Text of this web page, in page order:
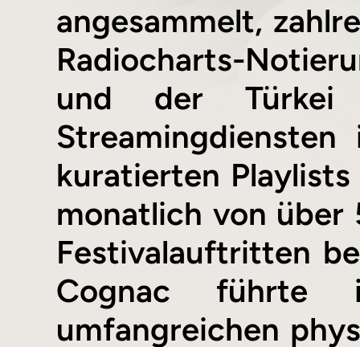
angesammelt,
Radiocharts-
und der
kuratierten
monatlich von
Festivalauftritten
Cognac führte
umfangreichen